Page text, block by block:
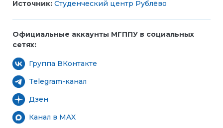
Источник: Студенческий центр Рублёво
Официальные аккаунты МГППУ в социальных
сетях:
Группа ВКонтакте
Telegram-канал
Дзен
Канал в MAX